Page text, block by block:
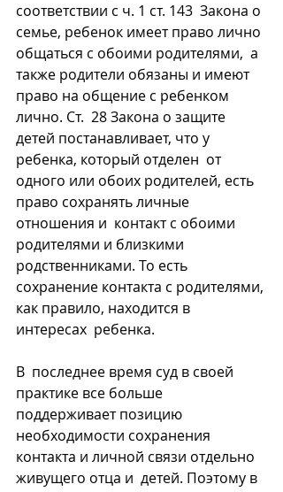
соответствии с ч. 1 ст. 143  Закона о
семье, ребенок имеет право лично
общаться с обоими родителями,  а
также родители обязаны и имеют
право на общение с ребенком
лично. Ст.  28 Закона о защите
детей постанавливает, что у
ребенка, который отделен  от
одного или обоих родителей, есть
право сохранять личные
отношения и  контакт с обоими
родителями и близкими
родственниками. То есть
сохранение контакта с родителями,
как правило, находится в
интересах  ребенка.
В  последнее время суд в своей
практике все больше
поддерживает позицию
необходимости сохранения
контакта и личной связи отдельно
живущего отца и  детей. Поэтому в